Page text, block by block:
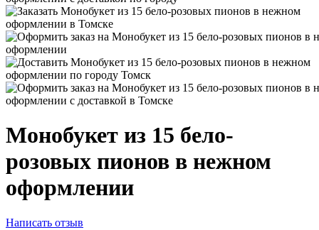
Монобукет из 15 бело-
розовых пионов в нежном
оформлении
Написать отзыв